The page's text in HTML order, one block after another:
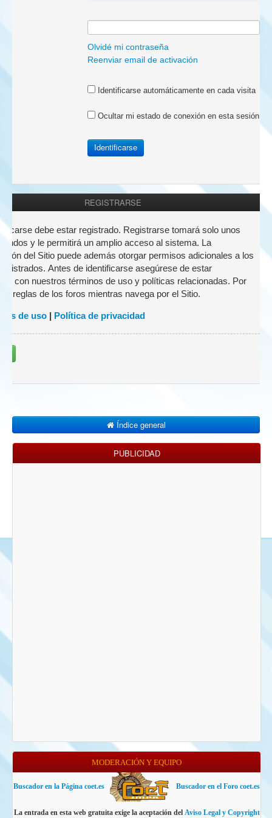
Olvidé mi contraseña
Reenviar email de activación
Identificarse automáticamente en cada visita
Ocultar mi estado de conexión en esta sesión
REGISTRARSE
debe estar registrado. Registrarse tomará solo unos
y le permitirá un amplio acceso al sistema. La
del Sitio puede además otorgar permisos adicionales a los
Antes de identificarse asegúrese de estar
con nuestros términos de uso y políticas relacionadas. Por
reglas de los foros mientras navega por el Sitio.
de uso Política de privacidad
Índice general
PUBLICIDAD
MODERACIÓN Y EQUIPO
Buscador en la Página coet.es Buscador en el Foro coet.es
La entrada en esta web gratuita exige la aceptación del Aviso Legal y Copyright